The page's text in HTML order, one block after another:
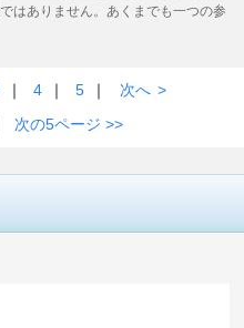
はありません。あくまでも一つの参
｜ 4 ｜ 5 ｜ 次へ >
次の5ページ >>